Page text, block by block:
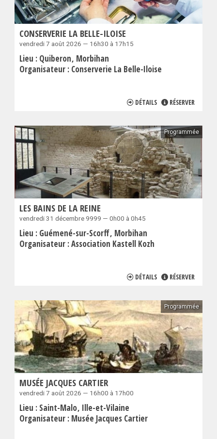
CONSERVERIE LA BELLE-ILOISE
vendredi 7 août 2026 — 16h30 à 17h15
Lieu : Quiberon Morbihan
Organisateur : Conserverie La Belle-Iloise
DÉTAILS RÉSERVER
Programmée
LES BAINS DE LA REINE
vendredi 31 décembre 9999 — 0h00 à 0h45
Lieu : Guémené-sur-Scorff Morbihan
Organisateur :Association Kastell Kozh
DÉTAILS RÉSERVER
Programmée
MUSÉE JACQUES CARTIER
vendredi 7 août 2026 — 16h00 à 17h00
Lieu : Saint-Malo Ille-et-Vilaine
Organisateur : Musée Jacques Cartier